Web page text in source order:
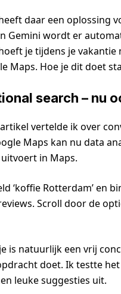
daar een oplossing
Gemini wordt er
je tijdens je
Maps. Hoe je dit doet
search – nu
vertelde ik over
Maps kan nu data
in Maps.
‘koffie Rotterdam’ en
Scroll door de
is natuurlijk een vrij
doet. Ik testte
leuke suggesties uit.